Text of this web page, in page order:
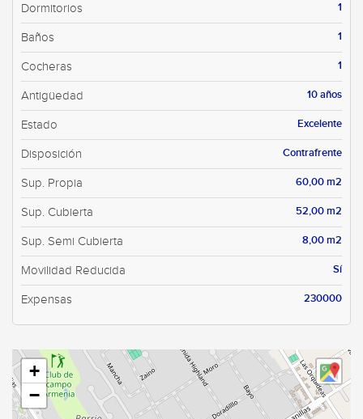
Dormitorios 1
Baños 1
Cocheras 1
Antigüedad 10 años
Estado Excelente
Disposición Contrafrente
Sup. Propia 60,00 m2
Sup. Cubierta 52,00 m2
Sup. Semi Cubierta 8,00 m2
Movilidad Reducida Sí
Expensas 230000
+
−